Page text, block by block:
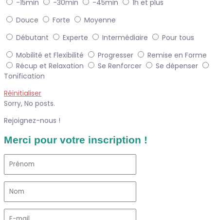
-15min
-30min -45min
1h et plus
Douce
Forte
Moyenne
Débutant
Experte Intermédiaire
Pour tous
Mobilité et Flexibilité
Progresser
Remise en Forme
Récup et Relaxation
Se Renforcer
Se dépenser
Tonification
Réinitialiser
Sorry, No posts.
Rejoignez-nous !
Merci pour votre inscription !